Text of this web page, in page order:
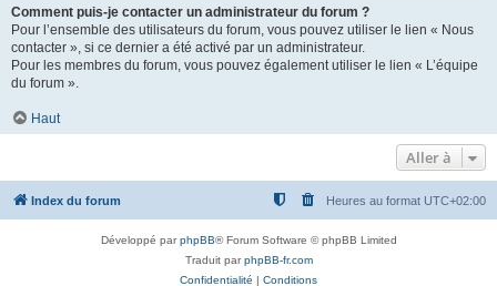
Comment puis-je contacter un administrateur du forum ?
Pour l’ensemble des utilisateurs du forum, vous pouvez utiliser le lien « Nous
contacter », si ce dernier a été activé par un administrateur.
Pour les membres du forum, vous pouvez également utiliser le lien « L’équipe
du forum ».
Haut
Aller à
Index du forum Heures au format UTC+02:00
Développé parphpBB® Forum Software © phpBB Limited
Traduit parphpBB-fr.com
Confidentialité | Conditions